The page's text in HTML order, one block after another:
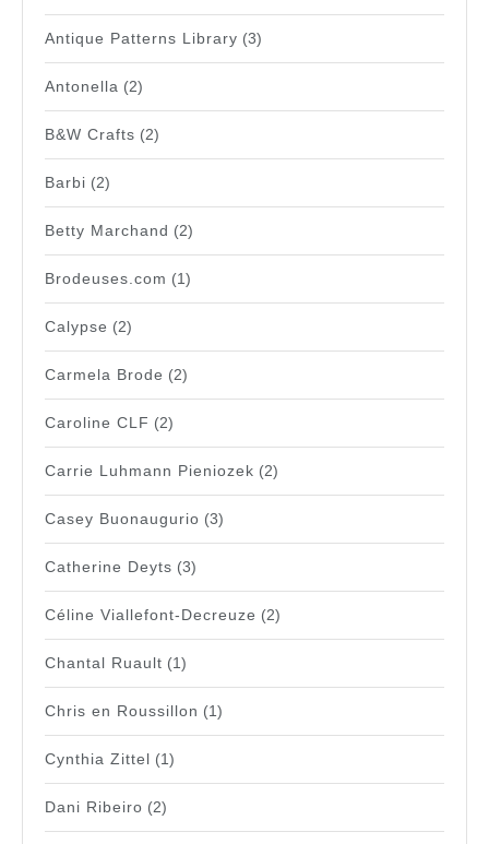
Antique Patterns Library (3)
Antonella (2)
B&W Crafts (2)
Barbi (2)
Betty Marchand (2)
Brodeuses.com (1)
Calypse (2)
Carmela Brode (2)
Caroline CLF (2)
Carrie Luhmann Pieniozek (2)
Casey Buonaugurio (3)
Catherine Deyts (3)
Céline Viallefont-Decreuze (2)
Chantal Ruault (1)
Chris en Roussillon (1)
Cynthia Zittel (1)
Dani Ribeiro (2)